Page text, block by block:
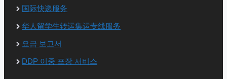
国际快递服务
华人留学生转运集运专线服务
요금 보고서
DDP 이중 포장 서비스